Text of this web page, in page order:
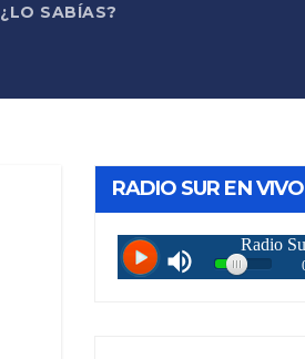
¿LO SABÍAS?
RADIO SUR EN VIVO